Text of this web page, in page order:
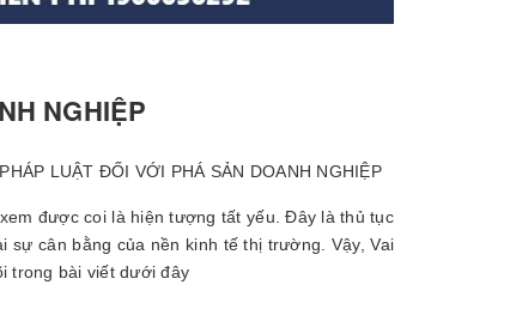
NGHIỆP
LUẬT ĐỐI VỚI PHÁ SẢN DOANH NGHIỆP
được coi là hiện tượng tất yếu. Đây là thủ tục
sự cân bằng của nền kinh tế thị trường. Vậy, Vai
trong bài viết dưới đây